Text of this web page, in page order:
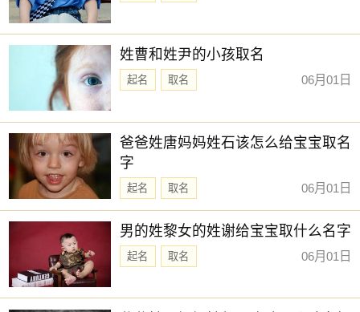
姓曹和姓尹的小孩取名
起名 取名 06月01日
爸爸姓唐妈妈姓石该怎么给宝宝取名
字
起名 取名 06月01日
男的姓黎女的姓谢给宝宝取什么名字
起名 取名 06月01日